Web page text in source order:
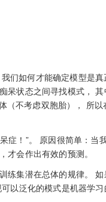
们如何才能确定模型是真
呆状态之间寻找模式，
（不考虑双胞胎）， 所
症！”。 原因很简单：当
会作出有效的预测。
练集潜在总体的规律。
以泛化的模式是机器学习